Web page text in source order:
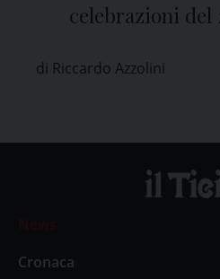
celebrazioni del
di Riccardo Azzolini
News
Cronaca